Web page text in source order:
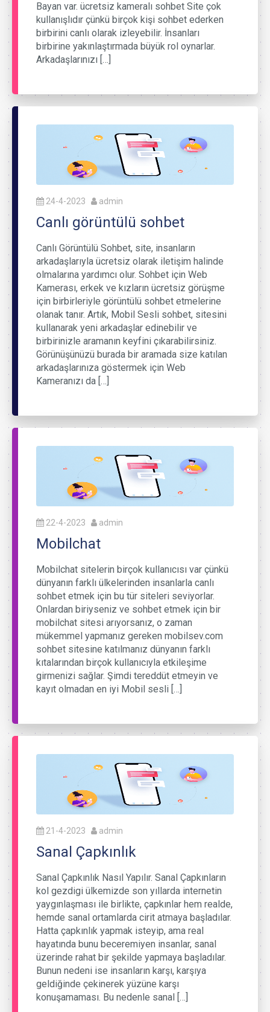
Bayan var. ücretsiz kameralı sohbet Site çok
kullanışlıdır çünkü birçok kişi sohbet ederken
birbirini canlı olarak izleyebilir. İnsanları
birbirine yakınlaştırmada büyük rol oynarlar.
Arkadaşlarınızı […]
24-4-2023 admin
Canlı görüntülü sohbet
Canlı Görüntülü Sohbet, site, insanların
arkadaşlarıyla ücretsiz olarak iletişim halinde
olmalarına yardımcı olur. Sohbet için Web
Kamerası, erkek ve kızların ücretsiz görüşme
için birbirleriyle görüntülü sohbet etmelerine
olanak tanır. Artık, Mobil Sesli sohbet, sitesini
kullanarak yeni arkadaşlar edinebilir ve
birbirinizle aramanın keyfini çıkarabilirsiniz.
Görünüşünüzü burada bir aramada size katılan
arkadaşlarınıza göstermek için Web
Kameranızı da […]
22-4-2023 admin
Mobilchat
Mobilchat sitelerin birçok kullanıcısı var çünkü
dünyanın farklı ülkelerinden insanlarla canlı
sohbet etmek için bu tür siteleri seviyorlar.
Onlardan biriyseniz ve sohbet etmek için bir
mobilchat sitesi arıyorsanız, o zaman
mükemmel yapmanız gereken mobilsev.com
sohbet sitesine katılmanız dünyanın farklı
kıtalarından birçok kullanıcıyla etkileşime
girmenizi sağlar. Şimdi tereddüt etmeyin ve
kayıt olmadan en iyi Mobil sesli […]
21-4-2023 admin
Sanal Çapkınlık
Sanal Çapkınlık Nasıl Yapılır. Sanal Çapkınların
kol gezdigi ülkemizde son yıllarda internetin
yaygınlaşması ile birlikte, çapkınlar hem realde,
hemde sanal ortamlarda cirit atmaya başladılar.
Hatta çapkınlık yapmak isteyip, ama real
hayatında bunu beceremiyen insanlar, sanal
üzerinde rahat bir şekilde yapmaya başladılar.
Bunun nedeni ise insanların karşı, karşıya
geldiğinde çekinerek yüzüne karşı
konuşamaması. Bu nedenle sanal […]